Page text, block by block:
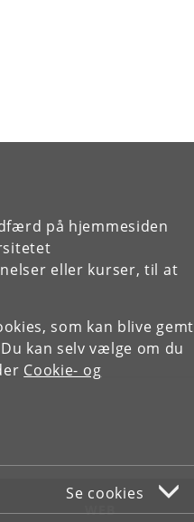
på hjemmesiden
eller kurser, til at
som kan blive gemt
kan selv vælge om du
Cookie- og
Se cookies
WEB